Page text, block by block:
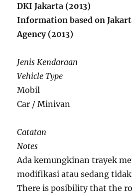
DKI Jakarta (2013)
Information based on
Agency (2013)
Jenis Kendaraan
Vehicle Type
Mobil
Car / Minivan
Catatan
Notes
Ada kemungkinan trayek
modifikasi atau sedang
There is posibility that the